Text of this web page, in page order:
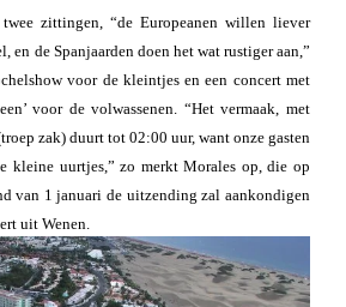
zittingen, “de Europeanen willen liever
en de Spanjaarden doen het wat rustiger aan,”
voor de kleintjes en een concert met
voor de volwassenen. “Het vermaak, met
zak) duurt tot 02:00 uur, want onze gasten
kleine uurtjes,” zo merkt Morales op, die op
van 1 januari de uitzending zal aankondigen
uit Wenen.